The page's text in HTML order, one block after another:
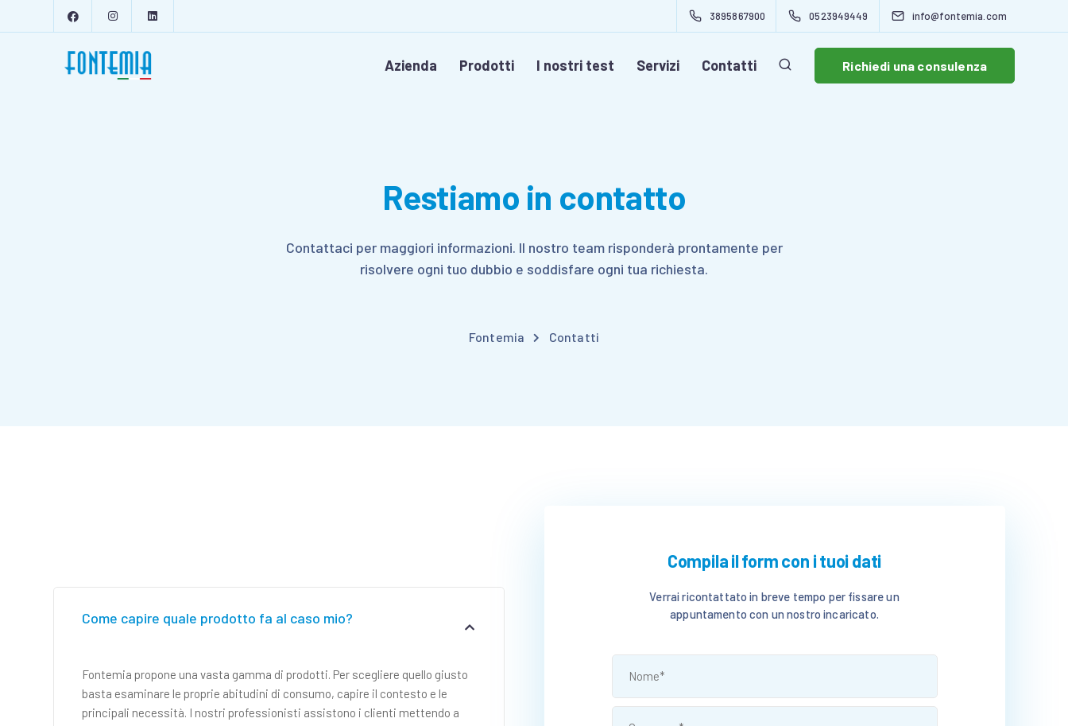
3895867900 0523949449 info@fontemia.com
Azienda Prodotti I nostri test Servizi Contatti Richiedi una consulenza
Restiamo in contatto
Contattaci per maggiori informazioni. Il nostro team risponderà prontamente per
risolvere ogni tuo dubbio e soddisfare ogni tua richiesta.
Fontemia Contatti
Come capire quale prodotto fa al caso mio?
Fontemia propone una vasta gamma di prodotti. Per scegliere quello giusto
basta esaminare le proprie abitudini di consumo, capire il contesto e le
principali necessità. I nostri professionisti assistono i clienti mettendo a
Compila il form con i tuoi dati
Verrai ricontattato in breve tempo per fissare un
appuntamento con un nostro incaricato.